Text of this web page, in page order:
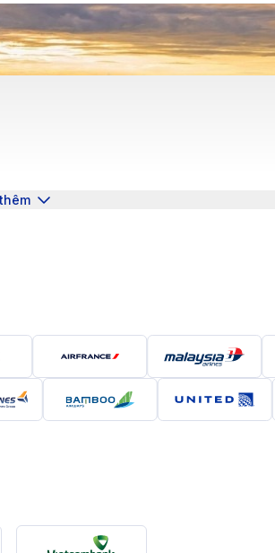
điểm check-in nổi tiếng nhất tại Đà